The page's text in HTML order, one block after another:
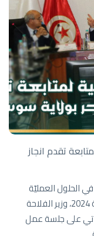
تقدم انجاز
الحلول العمليّة
للمشاريع المعطّلة، أشرف يوم الاثنين 15 جويلية 2024، وزير الفلاحة
على جلسة عمل